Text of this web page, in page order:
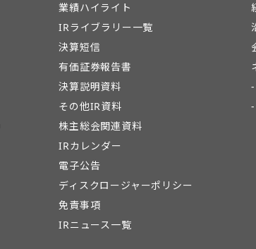
業績ハイライト
IRライブラリー一覧
決算短信
有価証券報告書
決算説明資料
その他IR資料
株主総会関連資料
IRカレンダー
電子公告
ディスクロージャーポリシー
免責事項
IRニュース一覧